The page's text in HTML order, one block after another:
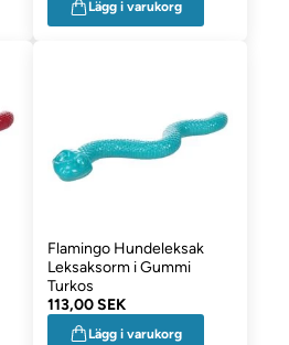
Lägg i varukorg
Flamingo Hundeleksak
Leksaksorm i Gummi
Turkos
113,00 SEK
Lägg i varukorg